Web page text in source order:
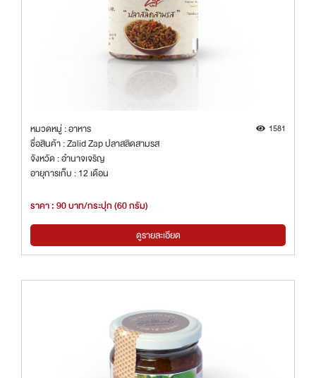
หมวดหมู่ : อาหาร 1581
ชื่อสินค้า : Zalid Zap ปลาสลิดสามรส
จังหวัด : อำนาจเจริญ
อายุการเก็บ : 12 เดือน
ราคา : 90 บาท/กระปุก (60 กรัม)
ดูรายละเอียด